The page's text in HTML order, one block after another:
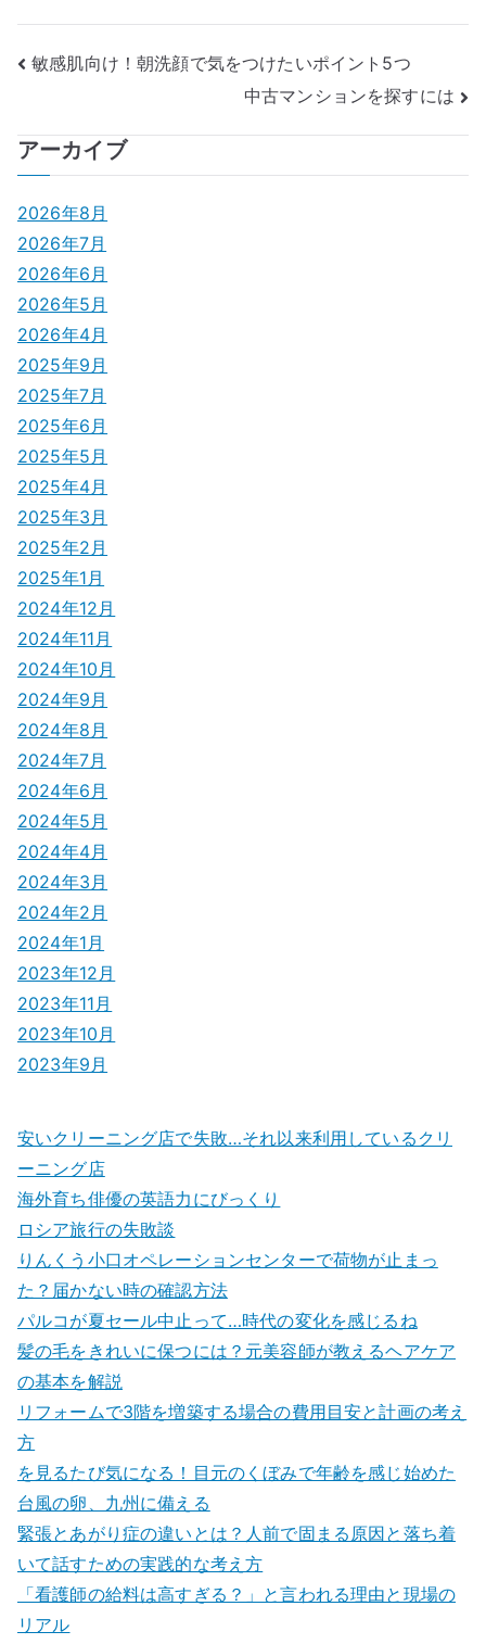
投
ナ
ビ
ゲ
ー
シ
ョ
ン
敏感肌向け！朝洗顔で気をつけたいポイント5つ
中古マンションを探すには
アーカイブ
2026年8月
2026年7月
2026年6月
2026年5月
2026年4月
2025年9月
2025年7月
2025年6月
2025年5月
2025年4月
2025年3月
2025年2月
2025年1月
2024年12月
2024年11月
2024年10月
2024年9月
2024年8月
2024年7月
2024年6月
2024年5月
2024年4月
2024年3月
2024年2月
2024年1月
2023年12月
2023年11月
2023年10月
2023年9月
安いクリーニング店で失敗…それ以来利用しているクリ
ーニング店
海外育ち俳優の英語力にびっくり
ロシア旅行の失敗談
りんくう小口オペレーションセンターで荷物が止まっ
た？届かない時の確認方法
パルコが夏セール中止って…時代の変化を感じるね
髪の毛をきれいに保つには？元美容師が教えるヘアケア
の基本を解説
リフォームで3階を増築する場合の費用目安と計画の考え
方
を見るたび気になる！目元のくぼみで年齢を感じ始めた
台風の卵、九州に備える
緊張とあがり症の違いとは？人前で固まる原因と落ち着
いて話すための実践的な考え方
「看護師の給料は高すぎる？」と言われる理由と現場の
リアル